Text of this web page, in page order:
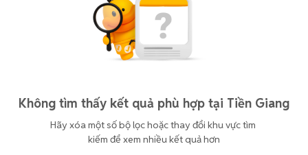
Không tìm thấy kết quả phù hợp tại Tiền Giang
Hãy xóa một số bộ lọc hoặc thay đổi khu vực tìm
kiếm để xem nhiều kết quả hơn